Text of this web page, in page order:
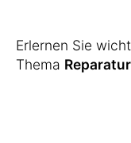
Erlernen Sie
Thema